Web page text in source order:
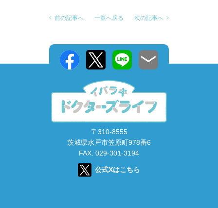
前の記事へ 一覧へ戻る 次の記事へ
〒310-8555
茨城県水戸市笠原町978番6
FAX. 029-301-3194
公式Xはこちら